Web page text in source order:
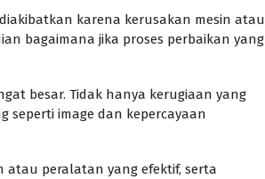
karena kerusakan mesin atau
bagaimana jika proses perbaikan yang
besar. Tidak hanya kerugiaan yang
image dan kepercayaan
atau peralatan yang efektif, serta